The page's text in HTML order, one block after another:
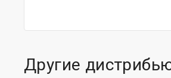
Другие